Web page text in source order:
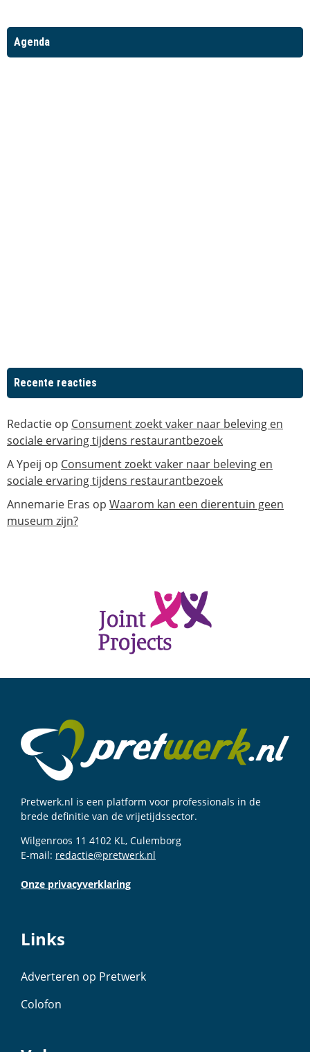
Agenda
Recente reacties
Redactie op Consument zoekt vaker naar beleving en
sociale ervaring tijdens restaurantbezoek
A Ypeij op Consument zoekt vaker naar beleving en
sociale ervaring tijdens restaurantbezoek
Annemarie Eras op Waarom kan een dierentuin geen
museum zijn?
Pretwerk.nl is een platform voor professionals in de
brede definitie van de vrijetijdssector.
Wilgenroos 11 4102 KL, Culemborg
E-mail: redactie@pretwerk.nl
Onze privacyverklaring
Links
Adverteren op Pretwerk
Colofon